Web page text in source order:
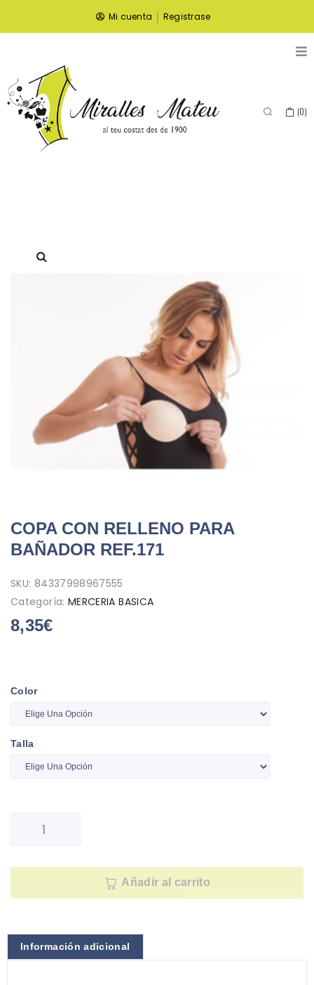
Mi cuenta | Registrase
(0)
COPA CON RELLENO PARA
BAÑADOR REF.171
SKU: 84337998967555
Categoría: MERCERIA BASICA
8,35€
Color
Talla
Añadir al carrito
Información adicional